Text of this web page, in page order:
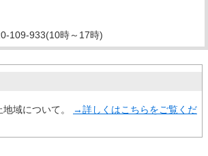
109-933(10時～17時)
域について。
→詳しくはこちらをご覧くだ